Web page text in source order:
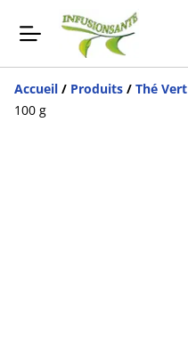
Accueil / Produits / Thé Vert
100 g